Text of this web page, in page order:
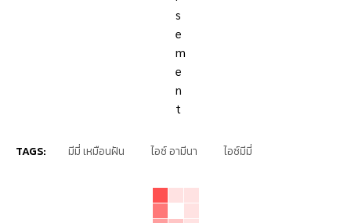
TAGS: มีมี่ เหมือนฝัน ไอซ์ อามีนา ไอซ์มีมี่